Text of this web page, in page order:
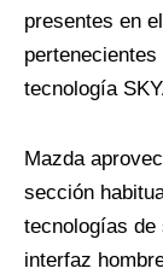
presentes en
tecnología
Mazda
sección
tecnologías de
interfaz